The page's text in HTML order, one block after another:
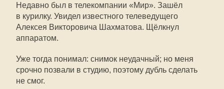
Недавно был в телекомпании «Мир». Зашёл
в курилку. Увидел известного телеведущего
Алексея Викторовича Шахматова. Щёлкнул
аппаратом.
Уже тогда понимал: снимок неудачный; но меня
срочно позвали в студию, поэтому дубль сделать
не смог.